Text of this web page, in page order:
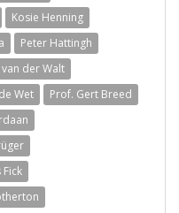
Kosie Henning
Peter Hattingh
der Walt
Wet
Prof. Gert Breed
Fick